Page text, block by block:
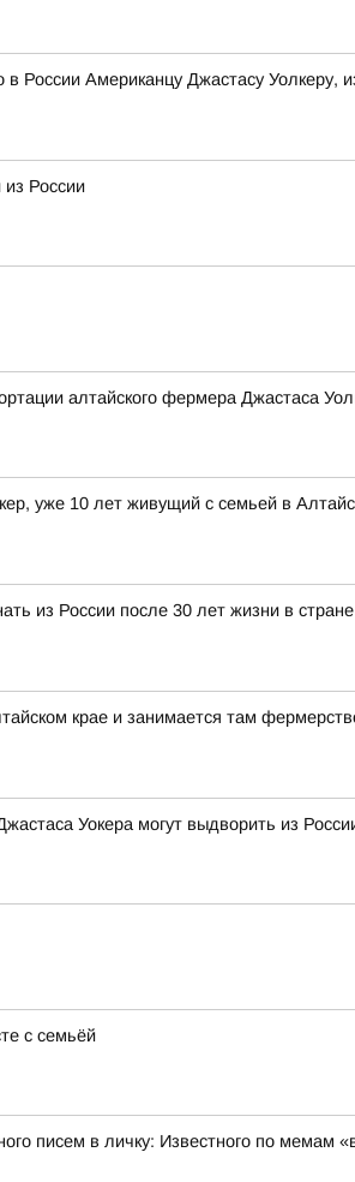
России Американцу Джастасу
России
алтайского фермера Джастаса
уже 10 лет живущий с семьей в
из России после 30 лет жизни в
крае и занимается там
Уокера могут выдворить из
с семьёй
писем в личку: Известного по мемам